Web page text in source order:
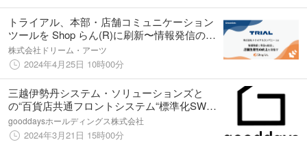
トライアル、本部・店舗コミュニケーション
ツールを Shop らん(R)に刷新〜情報発信の⼿
段を統合し、店舗⽣産性の向上を⽬指す〜
株式会社ドリーム・アーツ
2024年4月25日 10時00分
三越伊勢丹システム・ソリューションズと
の“百貨店共通フロントシステム“標準化SW共
同開発及びマーケティングに向けた業務提携
のお知らせ
gooddaysホールディングス株式会社
2024年3月21日 15時00分